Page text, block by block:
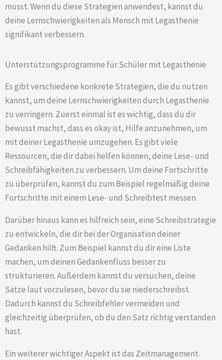
musst. Wenn du diese Strategien anwendest, kannst du
deine Lernschwierigkeiten als Mensch mit Legasthenie
signifikant verbessern.
Unterstützungsprogramme für Schüler mit Legasthenie
Es gibt verschiedene konkrete Strategien, die du nutzen
kannst, um deine Lernschwierigkeiten durch Legasthenie
zu verringern. Zuerst einmal ist es wichtig, dass du dir
bewusst machst, dass es okay ist, Hilfe anzunehmen, um
mit deiner Legasthenie umzugehen. Es gibt viele
Ressourcen, die dir dabei helfen können, deine Lese- und
Schreibfähigkeiten zu verbessern. Um deine Fortschritte
zu überprüfen, kannst du zum Beispiel regelmäßig deine
Fortschritte mit einem Lese- und Schreibtest messen.
Darüber hinaus kann es hilfreich sein, eine Schreibstrategie
zu entwickeln, die dir bei der Organisation deiner
Gedanken hilft. Zum Beispiel kannst du dir eine Liste
machen, um deinen Gedankenfluss besser zu
strukturieren. Außerdem kannst du versuchen, deine
Sätze laut vorzulesen, bevor du sie niederschreibst.
Dadurch kannst du Schreibfehler vermeiden und
gleichzeitig überprüfen, ob du den Satz richtig verstanden
hast.
Ein weiterer wichtiger Aspekt ist das Zeitmanagement.